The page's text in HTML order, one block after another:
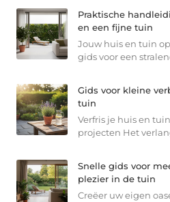
Praktische
en een fijne tuin
Jouw huis en tuin
gids voor een
Gids voor kleine
tuin
Verfris je huis en
projecten Het
Snelle gids voor
plezier in de tuin
Creëer uw eigen